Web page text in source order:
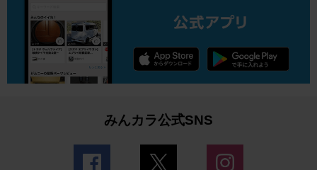
みんカラ公式SNS